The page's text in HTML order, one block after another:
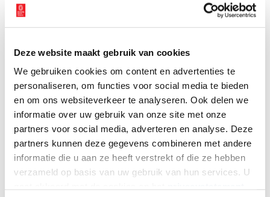
Deze website maakt gebruik van cookies
We gebruiken cookies om content en advertenties te
personaliseren, om functies voor social media te bieden
en om ons websiteverkeer te analyseren. Ook delen we
informatie over uw gebruik van onze site met onze
partners voor social media, adverteren en analyse. Deze
partners kunnen deze gegevens combineren met andere
informatie die u aan ze heeft verstrekt of die ze hebben
verzameld op basis van uw gebruik van hun services. U
elkaar altijd 7). Of de dobbelsteen ook een onderdeel was van
een ritueel is onbekend.